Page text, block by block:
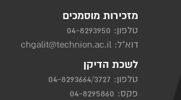
מזכירות מוסמכים
טלפון: 04-8293950
דוא"ל: chgalit@technion.ac.il
לשכת הדיקן
טלפון: 04-8293664/3727
פקס: 04-8295860